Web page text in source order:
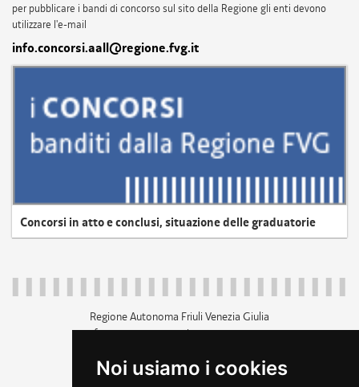
Noi usiamo i cookies
per pubblicare i bandi di concorso sul sito della Regione gli enti devono
utilizzare l'e-mail
info.concorsi.aall@regione.fvg.it
Concorsi in atto e conclusi, situazione delle graduatorie
Regione Autonoma Friuli Venezia Giulia
c.f. 80014930327; p.iva 00526040324
+39 040 3771111